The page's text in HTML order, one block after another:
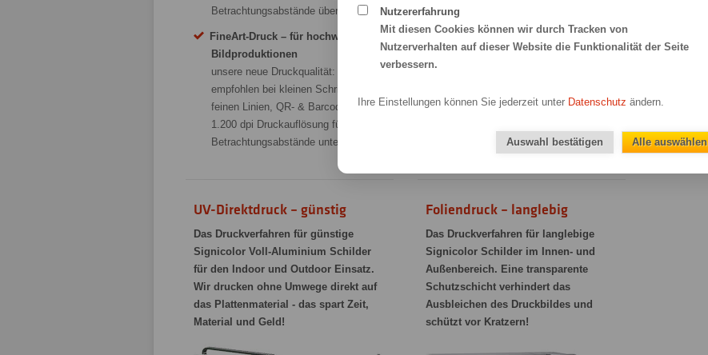
Betrachtungsabstände über 40 cm
FineArt-Druck – für hochwertige
Bildproduktionen
unsere neue Druckqualität:
empfohlen bei kleinen Schriften,
feinen Linien, QR- & Barcodes mit
1.200 dpi Druckauflösung für
Betrachtungsabstände unter 40 cm
Dafür wählen Sie "mit Design-Service"
und senden uns Ihre Skizzen, Logos und
Infos bequem über unseren Datenupload.
auf der Kassen-Seite werden Sie zum
UV-Direktdruck – günstig
Das Druckverfahren für günstige
Signicolor Voll-Aluminium Schilder
für den Indoor und Outdoor Einsatz.
Wir drucken ohne Umwege direkt auf
das Plattenmaterial - das spart Zeit,
Material und Geld!
Foliendruck – langlebig
Das Druckverfahren für langlebige
Signicolor Schilder im Innen- und
Außenbereich. Eine transparente
Schutzschicht verhindert das
Ausbleichen des Druckbildes und
schützt vor Kratzern!
Nutzererfahrung
Mit diesen Cookies können wir durch Tracken von
Nutzerverhalten auf dieser Website die Funktionalität der Seite
verbessern.
Ihre Einstellungen können Sie jederzeit unter Datenschutz ändern.
Alle auswählen
Auswahl bestätigen